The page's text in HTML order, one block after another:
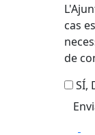
cas
de
SÍ,